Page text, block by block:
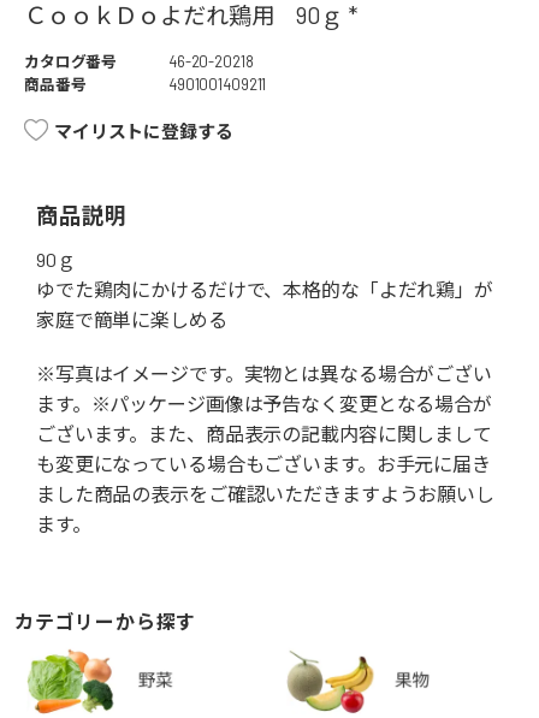
ＣｏｏｋＤｏよだれ鶏用 90ｇ *
カタログ番号
46-20-20218
商品番号
4901001409211
マイリストに登録する
商品説明
90ｇ
ゆでた鶏肉にかけるだけで、本格的な「よだれ鶏」が
家庭で簡単に楽しめる
※写真はイメージです。実物とは異なる場合がござい
ます。※パッケージ画像は予告なく変更となる場合が
ございます。また、商品表示の記載内容に関しまして
も変更になっている場合もございます。お手元に届き
ました商品の表示をご確認いただきますようお願いし
ます。
カテゴリーから探す